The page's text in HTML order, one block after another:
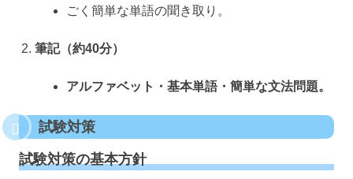
ごく簡単な単語の聞き取り。
筆記（約40分）
アルファベット・基本単語・簡単な文法問題。
試験対策
試験対策の基本方針